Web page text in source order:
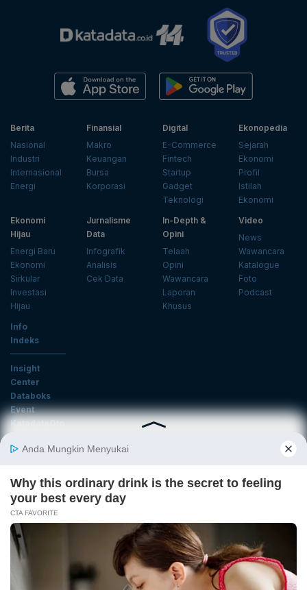
Berita
Nasional
Industri
Internasional
Energi
Finansial
Makro
Keuangan
Bursa
Korporasi
Digital
E-Commerce
Fintech
Startup
Gadget
Teknologi
Ekonopedia
Sejarah
Ekonomi
Profil
Istilah
Ekonomi
Ekonomi
Hijau
Energi Baru
Ekonomi
Sirkular
Investasi
Hijau
Jurnalisme
Data
Infografik
Analisis
Cek Data
In-Depth &
Opini
Telaah
Opini
Wawancara
Laporan
Khusus
Video
News
Wawancara
Katalogue
Foto
Podcast
Info
Indeks
Insight
Center
Databoks
Event
KatadataOto
Email
Daftar
Tentang Katadata Advertising Karier
Pedoman Media Siber